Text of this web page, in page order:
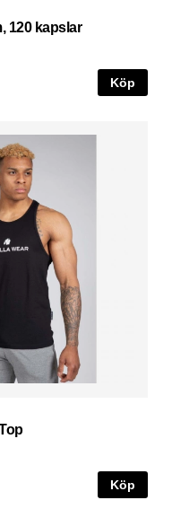
120 kapslar
Köp
Köp